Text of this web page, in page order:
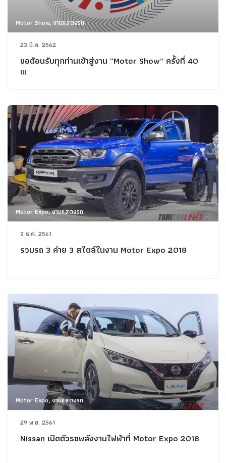
Motor Show, งานแสดงรถ
23 มี.ค. 2562
ขอต้อนรับทุกท่านเข้าสู่งาน “Motor Show” ครั้งที่ 40
!!!
Motor Expo, งานแสดงรถ
3 ธ.ค. 2561
รวมรถ 3 ค่าย 3 สไตล์ในงาน Motor Expo 2018
Motor Expo, งานแสดงรถ
29 พ.ย. 2561
Nissan เปิดตัวรถพลังงานไฟฟ้าที่ Motor Expo 2018